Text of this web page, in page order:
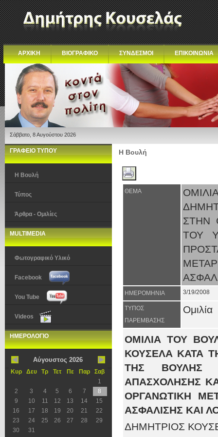
ΑΡΧΙΚΗ ΒΙΟΓΡΑΦΙΚΟ ΣΥΝΔΕΣΜΟΙ ΕΠΙΚΟΙΝΩΝΙΑ
Σάββατο, 8 Αυγούστου 2026
ΓΡΑΦΕΙΟ ΤΥΠΟΥ
Η Βουλή
Τύπος
Άρθρα - Ομιλίες
MULTIMEDIA
Φωτογραφικό Υλικό
Facebook
You Tube
Videos
ΗΜΕΡΟΛΟΓΙΟ
Αύγουστος 2026
Κυρ Δευ Τρ Τετ Πε Παρ
Σαβ
1
2
3 4 5 6 7
8
9
10 11 12 13 14
15
16
17 18 19 20 21
22
23
24 25 26 27 28
29
30
31
Η Βουλή
ΘΕΜΑ
ΣΤΗΝ
ΤΟΥ
ΗΜΕΡΟΜΗΝΙΑ 3/19/2008
ΤΥΠΟΣ
ΠΑΡΕΜΒΑΣΗΣ
Ομιλία
ΟΜΙΛΙΑ ΤΟΥ
ΚΟΥΣΕΛΑ ΚΑΤΑ
ΤΗΣ ΒΟΥΛΗΣ
ΑΠΑΣΧΟΛΗΣΗΣ
ΟΡΓΑΝΩΤΙΚΗ
ΑΣΦΑΛΙΣΗΣ ΚΑΙ
ΔΗΜΗΤΡΙΟΣ